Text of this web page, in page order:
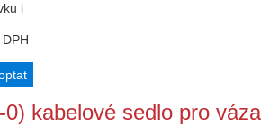
i
0) kabelové sedlo pro